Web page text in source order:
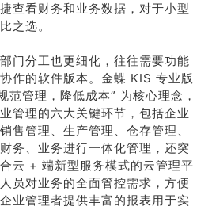
查看财务和业务数据，对于小型
之选。
门分工也更细化，往往需要功能
作的软件版本。金蝶 KIS 专业版
范管理，降低成本” 为核心理念，
管理的六大关键环节，包括企业
售管理、生产管理、仓存管理、
务、业务进行一体化管理，还突
云 + 端新型服务模式的云管理平
员对业务的全面管控需求，方便
业管理者提供丰富的报表用于实